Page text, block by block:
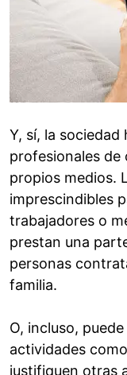
Y, sí, la
profesionales
propios medios.
imprescindibles
trabajadores o
prestan una
personas
familia.
O, incluso,
actividades
justifiquen otras